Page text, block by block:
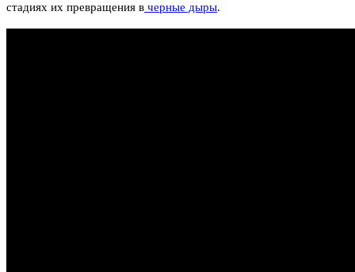
стадиях их превращения в черные дыры.